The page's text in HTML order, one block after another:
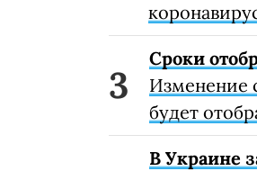
Сроки
Изменение
будет
В Украине